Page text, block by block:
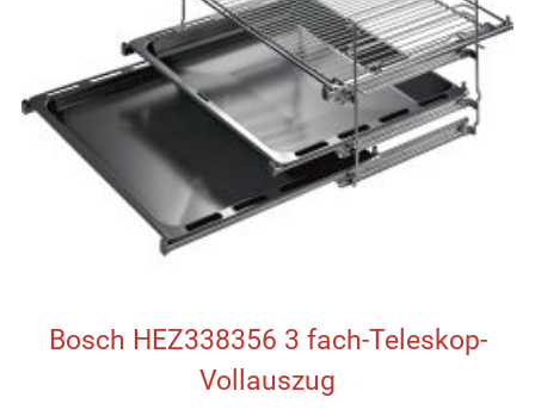
Bosch HEZ338356 3 fach-Teleskop-
Vollauszug